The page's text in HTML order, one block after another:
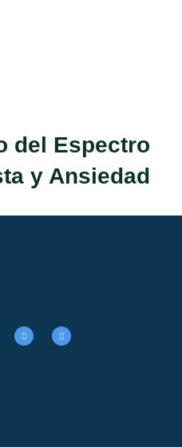
del Espectro
y Ansiedad